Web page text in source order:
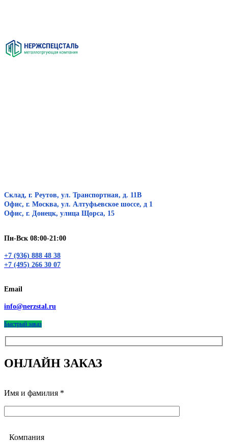
Склад, г. Реутов, ул. Транспортная, д. 11В
Офис, г. Москва, ул. Алтуфьевское шоссе, д 1
Офис, г. Донецк, улица Щорса, 15
Пн-Вск 08:00-21:00
+7 (936) 888 48 38
+7 (495) 266 30 07
Email
info@nerzstal.ru
Быстрый заказ
ОНЛАЙН ЗАКАЗ
Имя и фамилия *
Компания